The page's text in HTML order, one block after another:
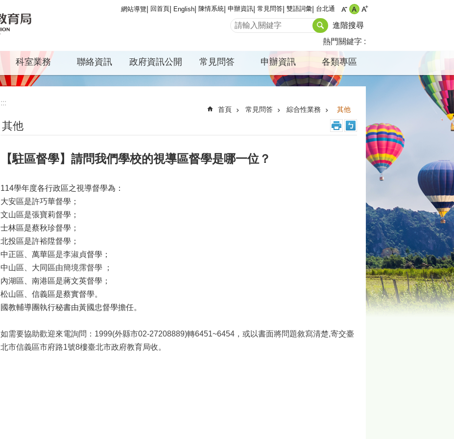
網站導覽 回首頁 English 陳情系統 申辦資訊 常見問答 雙語詞彙 台北通
進階搜尋
熱門關鍵字
科室業務 聯絡資訊 政府資訊公開 常見問答 申辦資訊 各類專區
:::
首頁 常見問答 綜合性業務 其他
其他
【駐區督學】請問我們學校的視導區督學是哪一位？
114學年度各行政區之視導督學為：
大安區是許巧華督學；
文山區是張寶莉督學；
士林區是蔡秋珍督學；
北投區是許裕陞督學；
中正區、萬華區是李淑貞督學；
中山區、大同區由簡境霈督學 ；
內湖區、南港區是蔣文英督學；
松山區、信義區是蔡實督學。
國教輔導團執行秘書由黃國忠督學擔任。
如需要協助歡迎來電詢問：1999(外縣市02-27208889)轉6451~6454，或以書面將問題敘寫清楚,寄交臺
北市信義區市府路1號8樓臺北市政府教育局收。